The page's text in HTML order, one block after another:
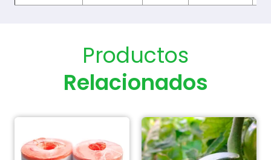
Productos
Relacionados